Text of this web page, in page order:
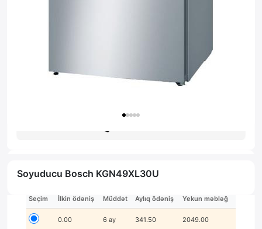
Soyuducu Bosch KGN49XL30U
İlkin ödənişsiz hissə-hissə ödə!
Seçim İlkin ödəniş Müddət Aylıq ödəniş Yekun məbləğ
0.00 6 ay 341.50 2049.00